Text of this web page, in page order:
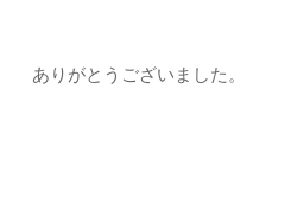
ありがとうございました。